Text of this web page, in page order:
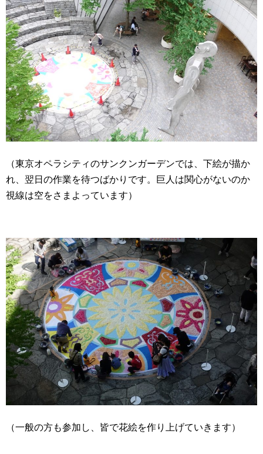
（東京オペラシティのサンクンガーデンでは、下絵が描か
れ、翌日の作業を待つばかりです。巨人は関心がないのか
視線は空をさまよっています）
（一般の方も参加し、皆で花絵を作り上げていきます）